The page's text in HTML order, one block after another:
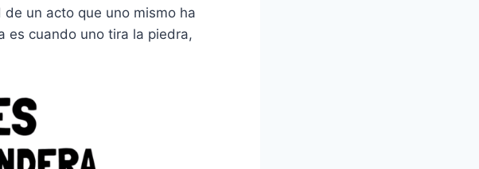
un acto que uno mismo ha
es cuando uno tira la piedra,